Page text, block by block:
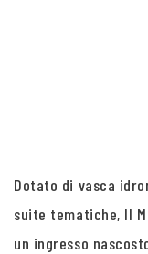
Dotato di vasca
suite tematiche, Il
un ingresso